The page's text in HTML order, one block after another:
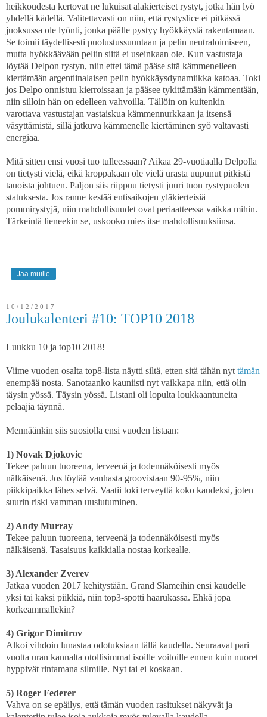
heikkoudesta kertovat ne lukuisat alakierteiset rystyt, jotka hän lyö
yhdellä kädellä. Valitettavasti on niin, että rystyslice ei pitkässä
juoksussa ole lyönti, jonka päälle pystyy hyökkäystä rakentamaan.
Se toimii täydellisesti puolustussuuntaan ja pelin neutraloimiseen,
mutta hyökkäävään peliin siitä ei useinkaan ole. Kun vastustaja
löytää Delpon rystyn, niin ettei tämä pääse sitä kämmenelleen
kiertämään argentiinalaisen pelin hyökkäysdynamiikka katoaa. Toki
jos Delpo onnistuu kierroissaan ja pääsee tykittämään kämmentään,
niin silloin hän on edelleen vahvoilla. Tällöin on kuitenkin
varottava vastustajan vastaiskua kämmennurkkaan ja itsensä
väsyttämistä, sillä jatkuva kämmenelle kiertäminen syö valtavasti
energiaa.
Mitä sitten ensi vuosi tuo tulleessaan? Aikaa 29-vuotiaalla Delpolla
on tietysti vielä, eikä kroppakaan ole vielä urasta uupunut pitkistä
tauoista johtuen. Paljon siis riippuu tietysti juuri tuon rystypuolen
statuksesta. Jos ranne kestää entisaikojen yläkierteisiä
pommirystyjä, niin mahdollisuudet ovat periaatteessa vaikka mihin.
Tärkeintä lieneekin se, uskooko mies itse mahdollisuuksiinsa.
Jaa muille
10/12/2017
Joulukalenteri #10: TOP10 2018
Luukku 10 ja top10 2018!
Viime vuoden osalta top8-lista näytti siltä, etten sitä tähän nyt tämän
enempää nosta. Sanotaanko kauniisti nyt vaikkapa niin, että olin
täysin yössä. Täysin yössä. Listani oli lopulta loukkaantuneita
pelaajia täynnä.
Mennäänkin siis suosiolla ensi vuoden listaan:
1) Novak Djokovic
Tekee paluun tuoreena, terveenä ja todennäköisesti myös
nälkäisenä. Jos löytää vanhasta groovistaan 90-95%, niin
piikkipaikka lähes selvä. Vaatii toki terveyttä koko kaudeksi, joten
suurin riski vamman uusiutuminen.
2) Andy Murray
Tekee paluun tuoreena, terveenä ja todennäköisesti myös
nälkäisenä. Tasaisuus kaikkialla nostaa korkealle.
3) Alexander Zverev
Jatkaa vuoden 2017 kehitystään. Grand Slameihin ensi kaudelle
yksi tai kaksi piikkiä, niin top3-spotti haarukassa. Ehkä jopa
korkeammallekin?
4) Grigor Dimitrov
Alkoi vihdoin lunastaa odotuksiaan tällä kaudella. Seuraavat pari
vuotta uran kannalta otollisimmat isoille voitoille ennen kuin nuoret
hyppivät rintamana silmille. Nyt tai ei koskaan.
5) Roger Federer
Vahva on se epäilys, että tämän vuoden rasitukset näkyvät ja